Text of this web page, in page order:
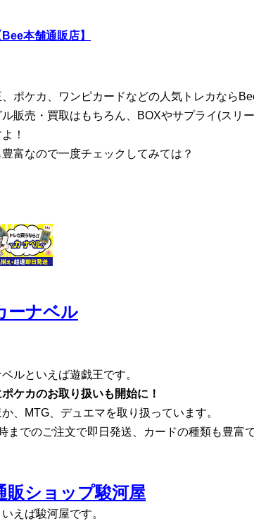
Bee本舗通販店】
ポケカ、ワンピカードなどの人気トレカなら
ル販売・買取はもちろん、BOXやサプライ(スリ
！
富なので一度チェックしてみては？
ーナベル
ルといえば遊戯王です。
ケカのお取り扱いも開始に！
、MTG、デュエマを取り扱っています。
までのご注文で即日発送、カードの種類も豊富で
販ショップ駿河屋
えば駿河屋です。